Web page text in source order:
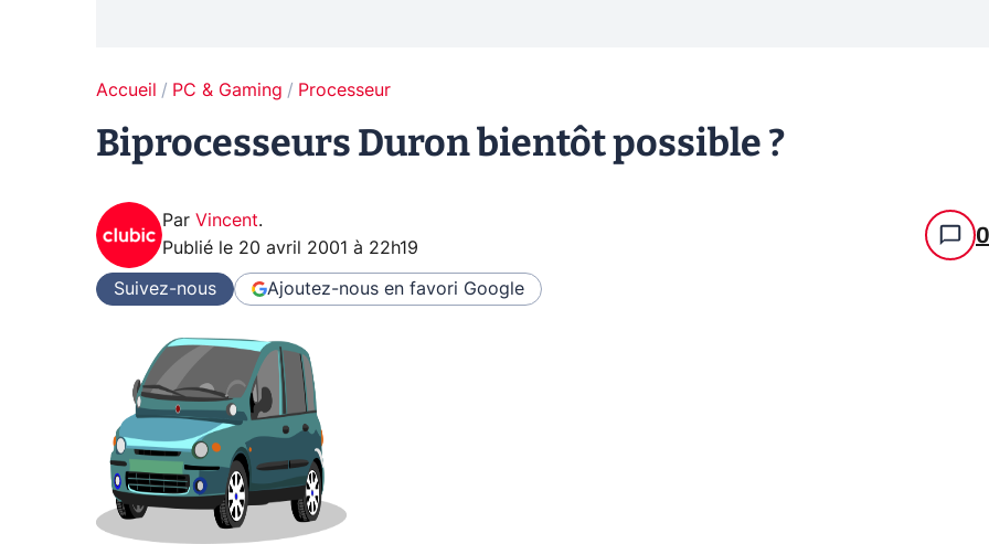
Accueil PC & Gaming Processeur
Biprocesseurs Duron bientôt possible ?
Par Vincent.
Publié le 20 avril 2001 à 22h19 0
Suivez-nous Ajoutez-nous en favori Google